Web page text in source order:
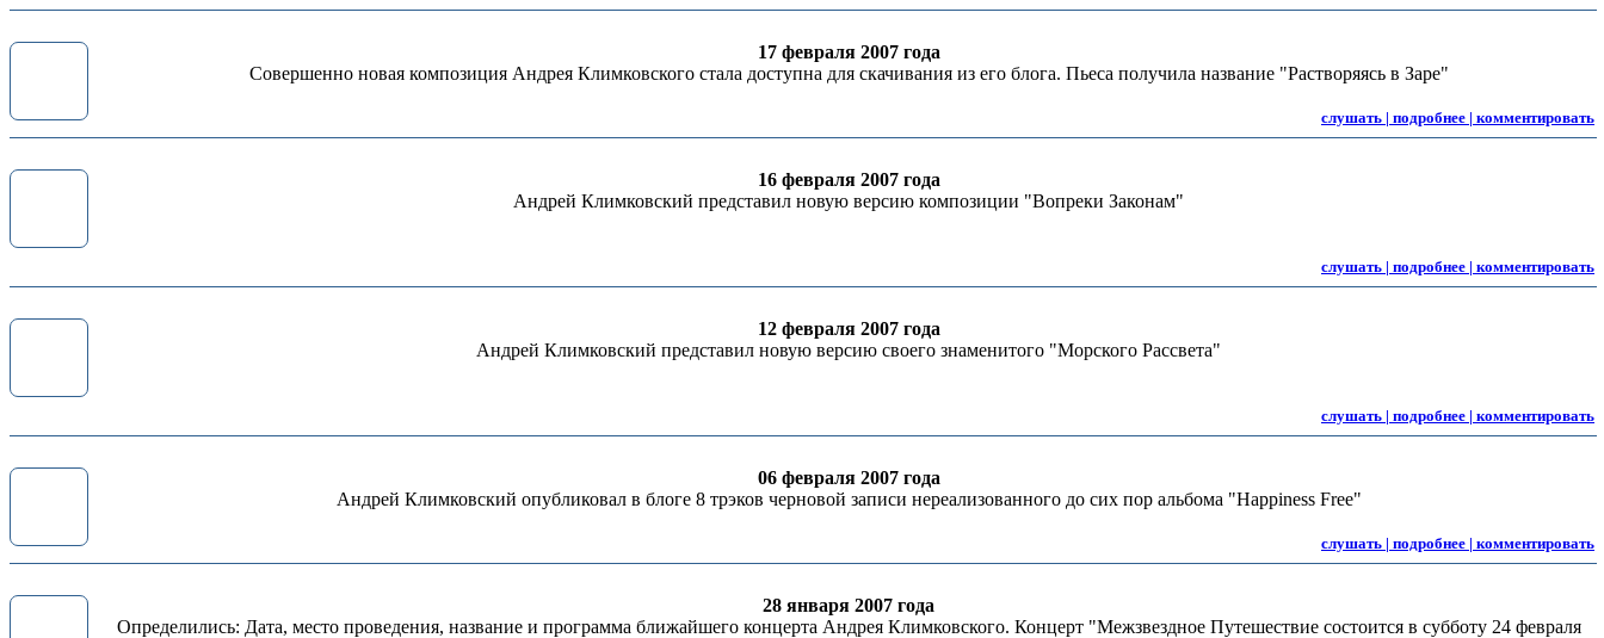
17 февраля 2007 года
Совершенно новая композиция Андрея Климковского стала доступна для скачивания из его блога. Пьеса получила название "Растворяясь в Заре"
слушать | подробнее | комментировать
16 февраля 2007 года
Андрей Климковский представил новую версию композиции "Вопреки Законам"
слушать | подробнее | комментировать
12 февраля 2007 года
Андрей Климковский представил новую версию своего знаменитого "Морского Рассвета"
слушать | подробнее | комментировать
06 февраля 2007 года
Андрей Климковский опубликовал в блоге 8 трэков черновой записи нереализованного до сих пор альбома "Happiness Free"
слушать | подробнее | комментировать
28 января 2007 года
Определились: Дата, место проведения, название и программа ближайшего концерта Андрея Климковского. Концерт "Межзвездное Путешествие состоится в субботу 24 февраля